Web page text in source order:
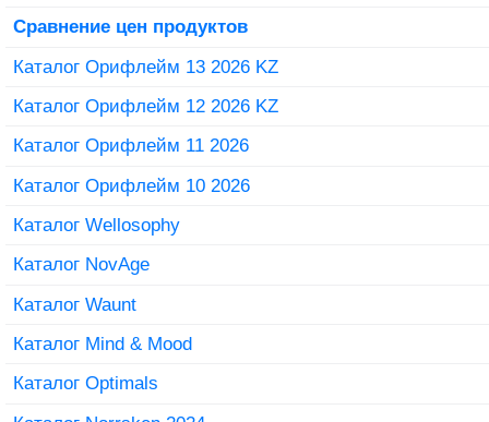
Сравнение цен продуктов
Каталог Орифлейм 13 2026 KZ
Каталог Орифлейм 12 2026 KZ
Каталог Орифлейм 11 2026
Каталог Орифлейм 10 2026
Каталог Wellosophy
Каталог NovAge
Каталог Waunt
Каталог Mind & Mood
Каталог Optimals